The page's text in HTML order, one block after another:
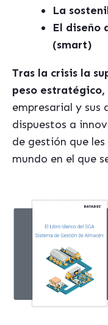
La
El diseño
(smart)
Tras la crisis la
peso estratégico,
empresarial y sus
dispuestos a
de gestión que
mundo en el que